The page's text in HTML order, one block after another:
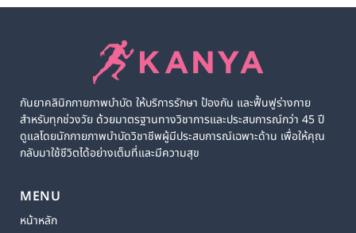
กันยาคลินิกกายภาพบำบัด ให้บริการรักษา ป้องกัน และฟื้นฟูร่างกาย
สำหรับทุกช่วงวัย ด้วยมาตรฐานทางวิชาการและประสบการณ์กว่า 45 ปี
ดูแลโดยนักกายภาพบำบัดวิชาชีพผู้มีประสบการณ์เฉพาะด้าน เพื่อให้คุณ
กลับมาใช้ชีวิตได้อย่างเต็มที่และมีความสุข
MENU
หน้าหลัก